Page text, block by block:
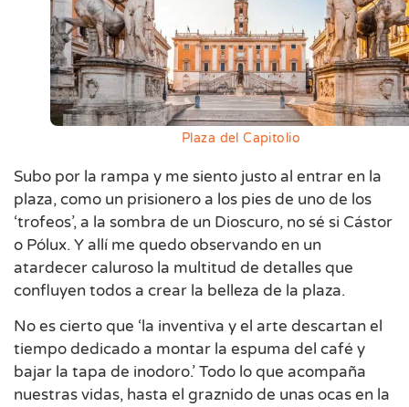
Plaza del Capitolio
Subo por la rampa y me siento justo al entrar en la
plaza, como un prisionero a los pies de uno de los
‘trofeos’, a la sombra de un Dioscuro, no sé si Cástor
o Pólux. Y allí me quedo observando en un
atardecer caluroso la multitud de detalles que
confluyen todos a crear la belleza de la plaza.
No es cierto que ‘la inventiva y el arte descartan el
tiempo dedicado a montar la espuma del café y
bajar la tapa de inodoro.’ Todo lo que acompaña
nuestras vidas, hasta el graznido de unas ocas en la